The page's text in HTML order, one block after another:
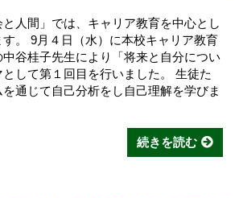
と人間」では、キャリア教育を中心とし
。 9月４日（水）に本校キャリア教育
谷桂子先生により「将来と自分につい
して第１回目を行いました。 生徒た
通じて自己分析をし自己理解を学びま
続きを読む